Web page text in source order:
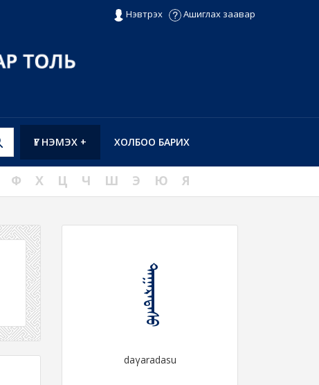
Нэвтрэх Ашиглах заавар
ХОЛБОО БАРИХ
ҮГ НЭМЭХ +
Ф Х Ц Ч Ш Э Ю Я
ᠳᠠᠭᠠᠷᠠᠳᠠᠰᠤ
daγaradasu